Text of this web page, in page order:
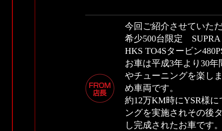
今回ご紹介させていた
希少500台限定
HKS TO4Sタービン
お車は平成3年より30
やチューニングを楽し
め車両です。
約12万KM時にYSR様
ングを実施されその後
し完成されたお車です